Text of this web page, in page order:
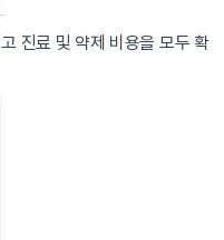
진료 및 약제 비용을 모두 확